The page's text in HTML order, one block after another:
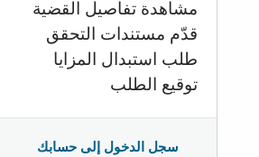
مشاهدة تفاصيل القضية
قدّم مستندات التحقق
طلب استبدال المزايا
توقيع الطلب
سجل الدخول إلى حسابك